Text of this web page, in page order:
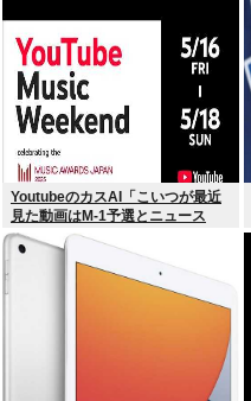
YoutubeのカスAI「こいつが最近
見た動画はM-1予選とニュース
か…」